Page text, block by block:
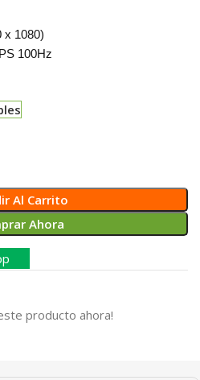
x 1080)
100Hz
Al Carrito
Ahora
producto ahora!